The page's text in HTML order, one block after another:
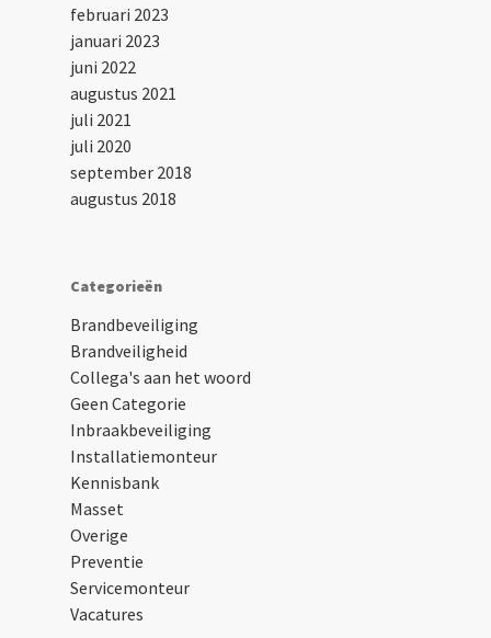
februari 2023
januari 2023
juni 2022
augustus 2021
juli 2021
juli 2020
september 2018
augustus 2018
Categorieën
Brandbeveiliging
Brandveiligheid
Collega's aan het woord
Geen Categorie
Inbraakbeveiliging
Installatiemonteur
Kennisbank
Masset
Overige
Preventie
Servicemonteur
Vacatures